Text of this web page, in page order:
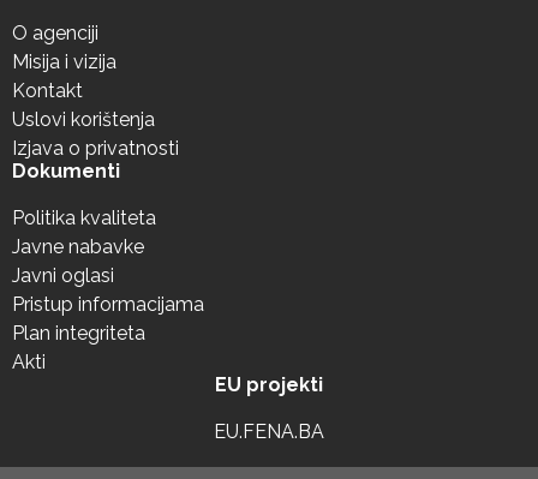
O agenciji
Misija i vizija
Kontakt
Uslovi korištenja
Izjava o privatnosti
Dokumenti
Politika kvaliteta
Javne nabavke
Javni oglasi
Pristup informacijama
Plan integriteta
Akti
EU projekti
EU.FENA.BA